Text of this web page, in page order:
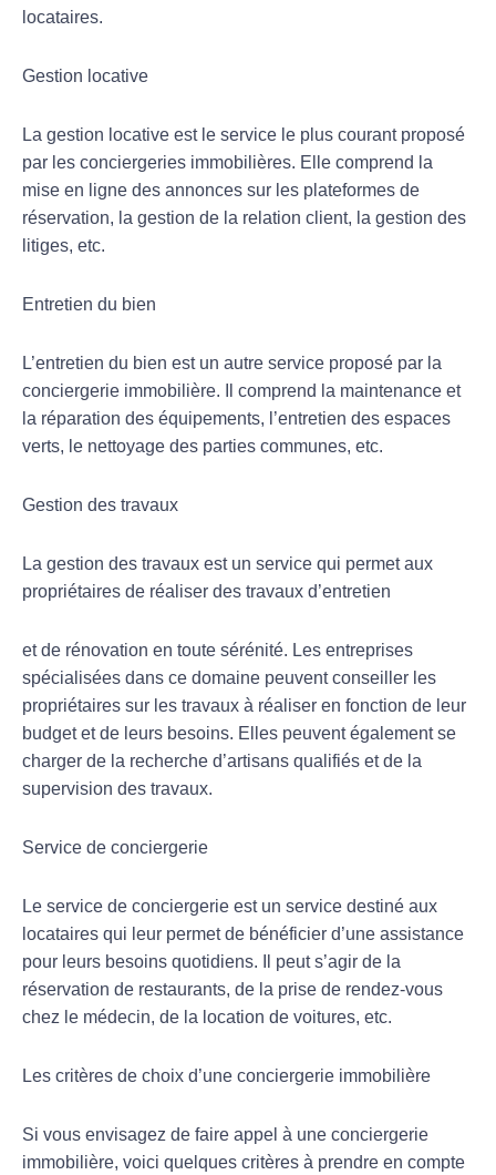
locataires.
Gestion locative
La gestion locative est le service le plus courant proposé
par les conciergeries immobilières. Elle comprend la
mise en ligne des annonces sur les plateformes de
réservation, la gestion de la relation client, la gestion des
litiges, etc.
Entretien du bien
L’entretien du bien est un autre service proposé par la
conciergerie immobilière. Il comprend la maintenance et
la réparation des équipements, l’entretien des espaces
verts, le nettoyage des parties communes, etc.
Gestion des travaux
La gestion des travaux est un service qui permet aux
propriétaires de réaliser des travaux d’entretien
et de rénovation en toute sérénité. Les entreprises
spécialisées dans ce domaine peuvent conseiller les
propriétaires sur les travaux à réaliser en fonction de leur
budget et de leurs besoins. Elles peuvent également se
charger de la recherche d’artisans qualifiés et de la
supervision des travaux.
Service de conciergerie
Le service de conciergerie est un service destiné aux
locataires qui leur permet de bénéficier d’une assistance
pour leurs besoins quotidiens. Il peut s’agir de la
réservation de restaurants, de la prise de rendez-vous
chez le médecin, de la location de voitures, etc.
Les critères de choix d’une conciergerie immobilière
Si vous envisagez de faire appel à une conciergerie
immobilière, voici quelques critères à prendre en compte